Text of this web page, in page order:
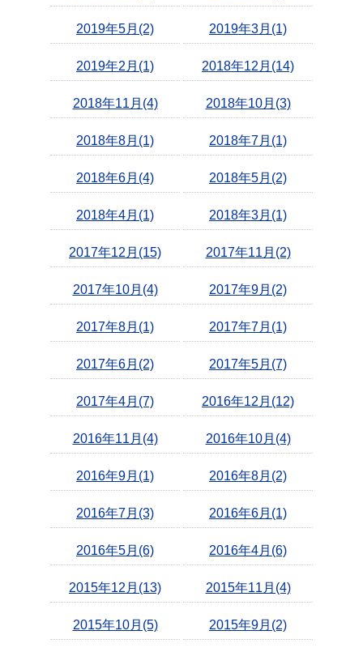
2019年5月(2) 2019年3月(1)
2019年2月(1) 2018年12月(14)
2018年11月(4) 2018年10月(3)
2018年8月(1) 2018年7月(1)
2018年6月(4) 2018年5月(2)
2018年4月(1) 2018年3月(1)
2017年12月(15) 2017年11月(2)
2017年10月(4) 2017年9月(2)
2017年8月(1) 2017年7月(1)
2017年6月(2) 2017年5月(7)
2017年4月(7) 2016年12月(12)
2016年11月(4) 2016年10月(4)
2016年9月(1) 2016年8月(2)
2016年7月(3) 2016年6月(1)
2016年5月(6) 2016年4月(6)
2015年12月(13) 2015年11月(4)
2015年10月(5) 2015年9月(2)